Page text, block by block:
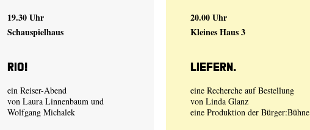
19.30 Uhr
Schauspielhaus
Rio!
ein Reiser-Abend
von Laura Linnenbaum und
Wolfgang Michalek
20.00 Uhr
Kleines Haus 3
Liefern.
eine Recherche auf Bestellung
von Linda Glanz
eine Produktion der Bürger:Bühne